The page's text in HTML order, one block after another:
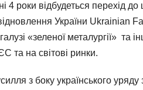
4 роки відбудеться перехід
України Ukrainian
«зеленої металургії» та
та на світові ринки.
з боку українського